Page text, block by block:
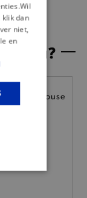
jou?
klik dan
niet,
en